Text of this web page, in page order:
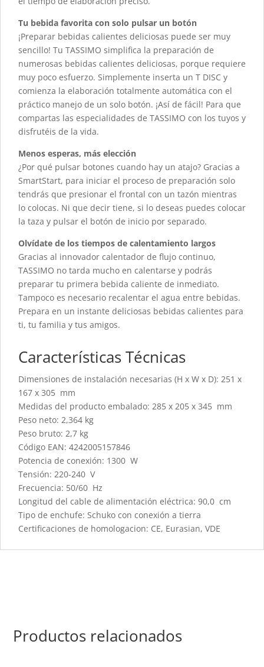
Tu bebida favorita con solo pulsar un botón
¡Preparar bebidas calientes deliciosas puede ser muy
sencillo! Tu TASSIMO simplifica la preparación de
numerosas bebidas calientes deliciosas, porque requiere
muy poco esfuerzo. Simplemente inserta un T DISC y
comienza la elaboración totalmente automática con el
práctico manejo de un solo botón. ¡Así de fácil! Para que
compartas las especialidades de TASSIMO con los tuyos y
disfrutéis de la vida.
Menos esperas, más elección
¿Por qué pulsar botones cuando hay un atajo? Gracias a
SmartStart, para iniciar el proceso de preparación solo
tendrás que presionar el frontal con un tazón mientras
lo colocas. Ni que decir tiene, si lo deseas puedes colocar
la taza y pulsar el botón de inicio por separado.
Olvídate de los tiempos de calentamiento largos
Gracias al innovador calentador de flujo continuo,
TASSIMO no tarda mucho en calentarse y podrás
preparar tu primera bebida caliente de inmediato.
Tampoco es necesario recalentar el agua entre bebidas.
Prepara en un instante deliciosas bebidas calientes para
ti, tu familia y tus amigos.
Características Técnicas
Dimensiones de instalación necesarias (H x W x D): 251 x
167 x 305 mm
Medidas del producto embalado: 285 x 205 x 345 mm
Peso neto: 2,364 kg
Peso bruto: 2,7 kg
Código EAN: 4242005157846
Potencia de conexión: 1300 W
Tensión: 220-240 V
Frecuencia: 50/60 Hz
Longitud del cable de alimentación eléctrica: 90,0 cm
Tipo de enchufe: Schuko con conexión a tierra
Certificaciones de homologacion: CE, Eurasian, VDE
Productos relacionados